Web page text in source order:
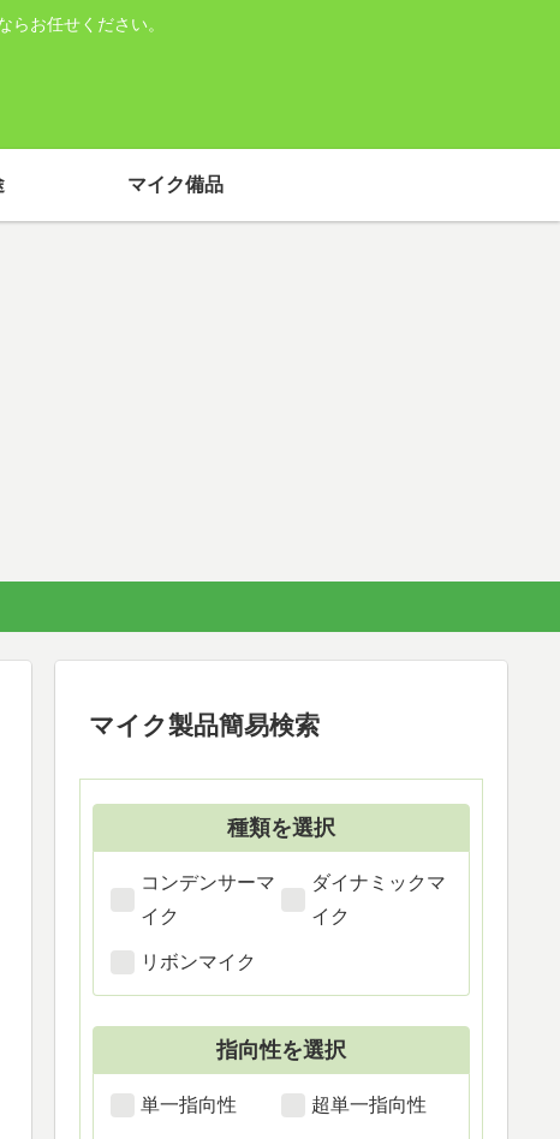
お任せください。
マイク備品
マイク製品簡易検索
種類を選択
コンデンサーマ
イク
ダイナミックマ
イク
リボンマイク
指向性を選択
単一指向性 超単一指向性